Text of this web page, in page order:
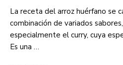
La receta del arroz huérfano se
combinación de variados
especialmente el curry, cuya
Es una …